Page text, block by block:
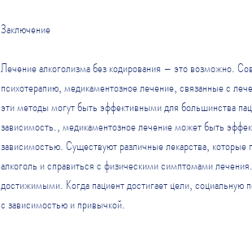
Заключение
Лечение алкоголизма без кодирования – это возможно.
психотерапию, медикаментозное лечение, связанные с
эти методы могут быть эффективными для большинства
зависимость., медикаментозное лечение может быть
зависимостью. Существуют различные лекарства,
алкоголь и справиться с физическими симптомами
достижимыми. Когда пациент достигает цели, социальную
с зависимостью и привычкой.